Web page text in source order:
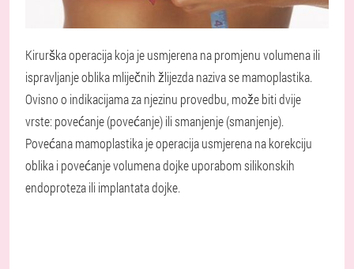
Kirurška operacija koja je usmjerena na promjenu volumena ili
ispravljanje oblika mliječnih žlijezda naziva se mamoplastika.
Ovisno o indikacijama za njezinu provedbu, može biti dvije
vrste: povećanje (povećanje) ili smanjenje (smanjenje).
Povećana mamoplastika je operacija usmjerena na korekciju
oblika i povećanje volumena dojke uporabom silikonskih
endoproteza ili implantata dojke.